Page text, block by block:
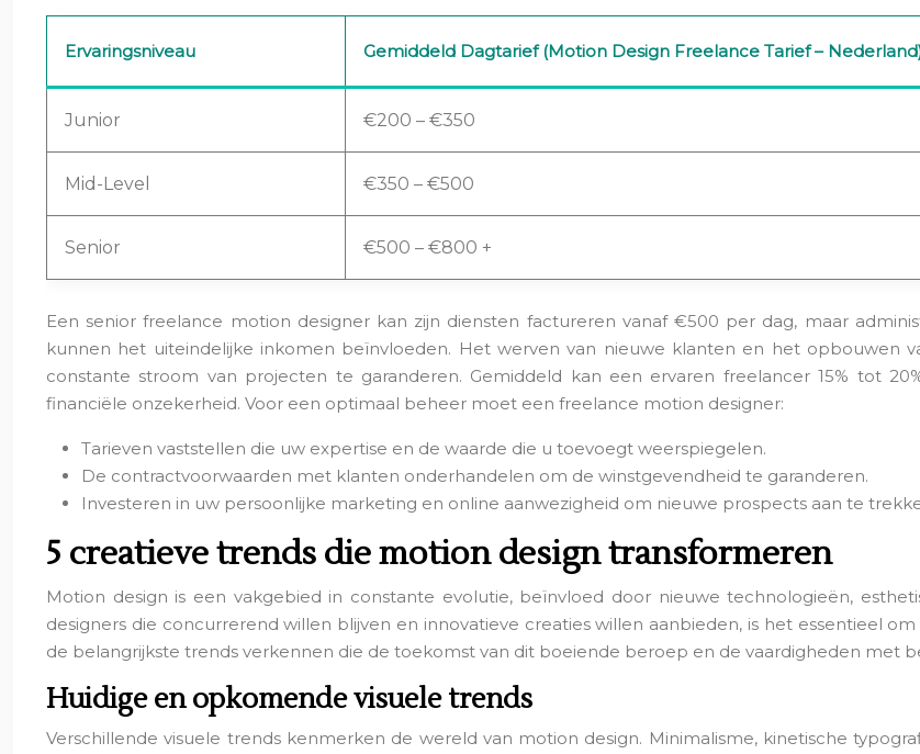
Ervaringsniveau Gemiddeld Dagtarief (Motion Design Freelance Tarief –
Junior €200 – €350
Mid-Level €350 – €500
Senior €500 – €800 +
Een senior freelance motion designer kan zijn diensten factureren vanaf €500 per dag, maar
kunnen het uiteindelijke inkomen beïnvloeden. Het werven van nieuwe klanten en het opbouwen
constante stroom van projecten te garanderen. Gemiddeld kan een ervaren freelancer 15% tot
financiële onzekerheid. Voor een optimaal beheer moet een freelance motion designer:
Tarieven vaststellen die uw expertise en de waarde die u toevoegt weerspiegelen.
De contractvoorwaarden met klanten onderhandelen om de winstgevendheid te garanderen.
Investeren in uw persoonlijke marketing en online aanwezigheid om nieuwe prospects aan te
5 creatieve trends die motion design transformeren
Motion design is een vakgebied in constante evolutie, beïnvloed door nieuwe technologieën,
designers die concurrerend willen blijven en innovatieve creaties willen aanbieden, is het essentieel
de belangrijkste trends verkennen die de toekomst van dit boeiende beroep en de vaardigheden met
Huidige en opkomende visuele trends
Verschillende visuele trends kenmerken de wereld van motion design. Minimalisme, kinetische